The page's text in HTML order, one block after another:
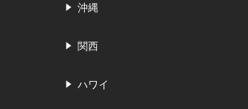
沖縄
関西
ハワイ